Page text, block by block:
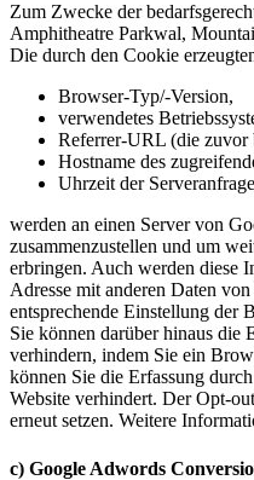
Zum Zwecke der
Amphitheatre Parkwal,
Die durch den Cookie
Browser-Typ/-Version,
verwendetes
Referrer-URL (die zuvor
Hostname des
Uhrzeit der
werden an einen Server von
zusammenzustellen und um
erbringen. Auch werden diese
Adresse mit anderen Daten
entsprechende Einstellung der
Sie können darüber hinaus die
verhindern, indem Sie ein
können Sie die Erfassung
Website verhindert. Der Opt-
erneut setzen. Weitere
c) Google Adwords